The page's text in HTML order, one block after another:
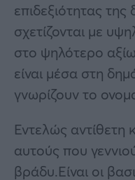
επιδεξιότητας
σχετίζονται με
στο ψηλότερο
είναι μέσα στη
γνωρίζουν το
Εντελώς αντίθετη
αυτούς που
βράδυ.Είναι οι